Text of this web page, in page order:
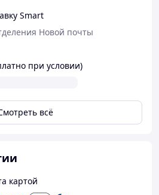
Smart
Новой почты
при условии)
всё
картой